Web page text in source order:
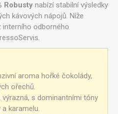
Robusty nabízí stabilní výsledky
kávových nápojů. Níže
interního odborného
aroma hořké čokolády,
ořechů.
výrazná, s dominantními tóny
karamelu.